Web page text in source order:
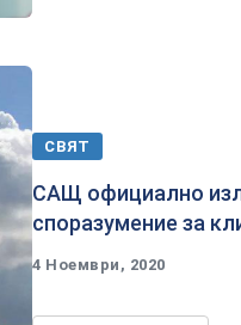
СВЯТ
САЩ официално
споразумение за
4 Ноември, 2020